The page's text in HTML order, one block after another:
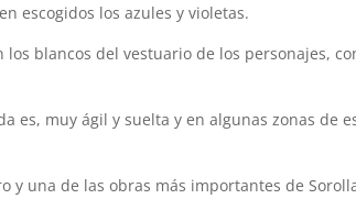
escogidos los azules y violetas.
blancos del vestuario de los personajes,
es, muy ágil y suelta y en algunas zonas de
y una de las obras más importantes de